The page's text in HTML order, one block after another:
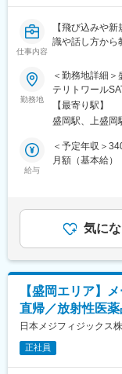
め、臨床検査技
結果を報告す
その業務のサポ
す。
■組織構成：
検査グループ
■働き方について
らの検体輸送
入社当初は基本
■研修について
・日本衛生検
補助
検査標準講座（
・そのほか、
助
■当社について：
創設以来、私た
う変わらぬ思
仕事内容
【飛び込みや
識や話し方から
当社はマッサー
くるメーカー
るお客様に分
■具体的には：
◎当社製品のお
といった形で、
※飛び込み営業
メインで扱う
◎イベントの企
展示会や体験イ
してもらう
健康に関する相
など、人と直接
「人前で話すの
ます。
勤務地
＜勤務地詳細
テリトワール
策：敷地内全
【最寄り駅】
盛岡駅、上盛岡
給与
＜予定年収＞
月額（基本給）
経験やスキル
給：年1回■賞
考を通じて上下
めた表記です。
気に
【盛岡エリア】
直帰／放射性医
日本メジフィジックス
正社員